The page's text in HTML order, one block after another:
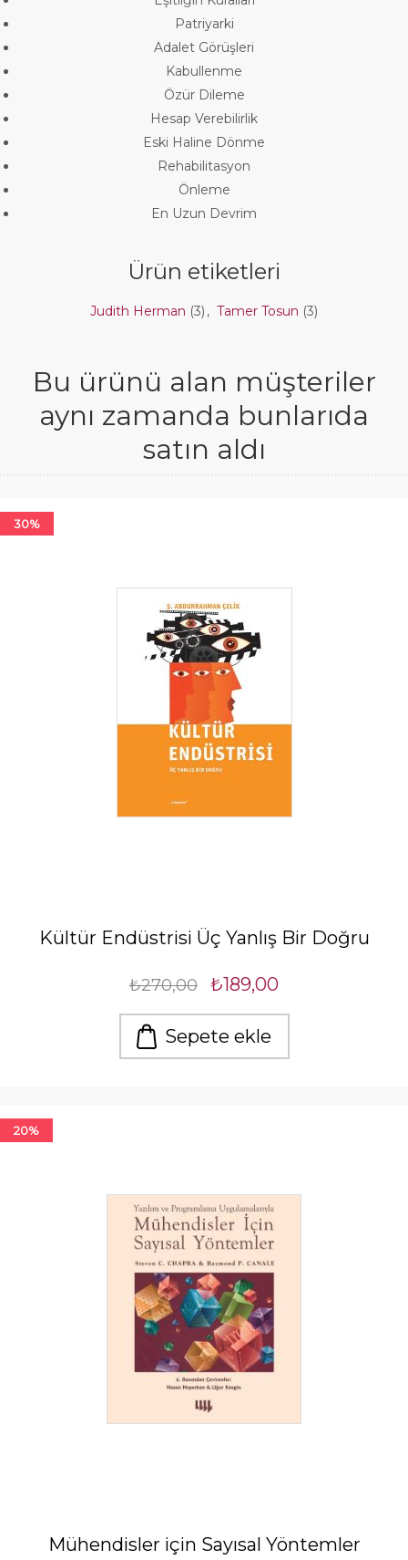
Patriyarki
Adalet Görüşleri
Kabullenme
Özür Dileme
Hesap Verebilirlik
Eski Haline Dönme
Rehabilitasyon
Önleme
En Uzun Devrim
Ürün etiketleri
Judith Herman (3) , Tamer Tosun (3)
Bu ürünü alan müşteriler
aynı zamanda bunlarıda
satın aldı
30%
Kültür Endüstrisi Üç Yanlış Bir Doğru
₺270,00 ₺189,00
Sepete ekle
20%
Mühendisler için Sayısal Yöntemler